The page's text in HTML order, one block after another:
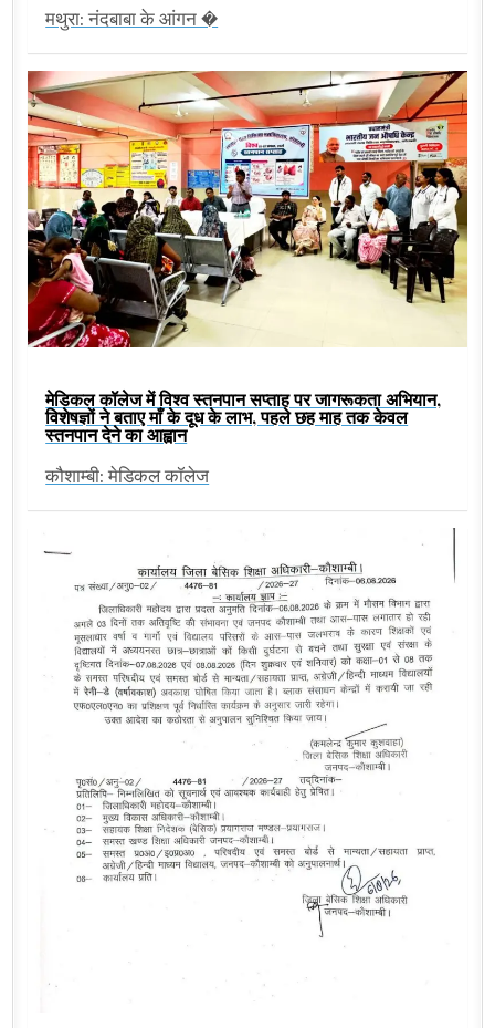
मथुरा: नंदबाबा के आंगन �
मेडिकल कॉलेज में विश्व स्तनपान सप्ताह पर जागरूकता अभियान,
विशेषज्ञों ने बताए माँ के दूध के लाभ, पहले छह माह तक केवल
स्तनपान देने का आह्वान
कौशाम्बी: मेडिकल कॉलेज